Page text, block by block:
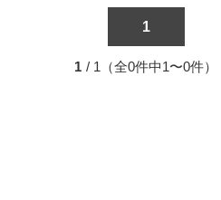
1
1 / 1（全0件中1〜0件）